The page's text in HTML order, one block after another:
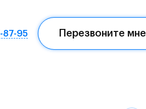
87-95 Перезвоните мне